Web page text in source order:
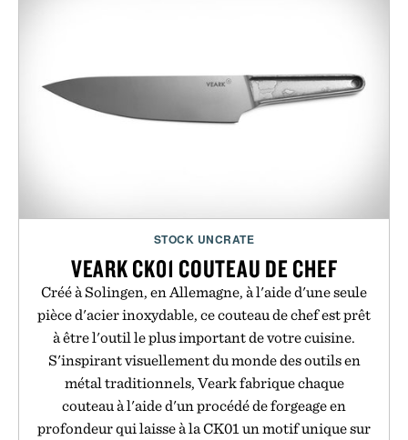
STOCK UNCRATE
VEARK CK01 COUTEAU DE CHEF
Créé à Solingen, en Allemagne, à l'aide d'une seule
pièce d'acier inoxydable, ce couteau de chef est prêt
à être l'outil le plus important de votre cuisine.
S'inspirant visuellement du monde des outils en
métal traditionnels, Veark fabrique chaque
couteau à l'aide d'un procédé de forgeage en
profondeur qui laisse à la CK01 un motif unique sur